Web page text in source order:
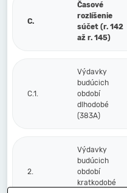
C.
Časové
rozlíšenie
súčet (r. 142
až r. 145)
C.1.
Výdavky
budúcich
období
dlhodobé
(383A)
2.
Výdavky
budúcich
období
kratkodobé